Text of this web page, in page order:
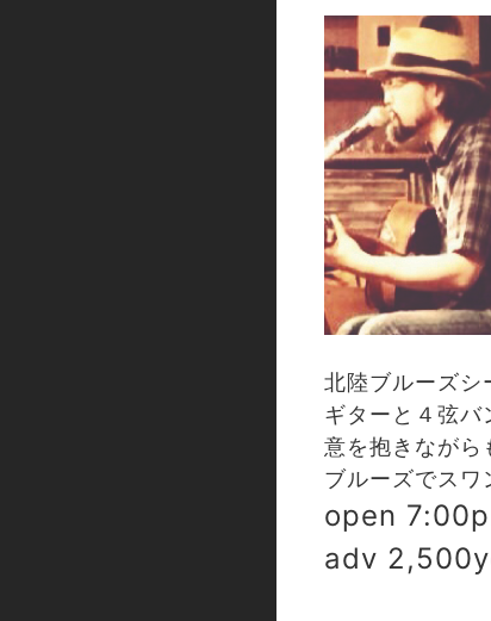
北陸ブルーズシ
ギターと４弦
意を抱きながら
ブルーズでスワ
open
adv